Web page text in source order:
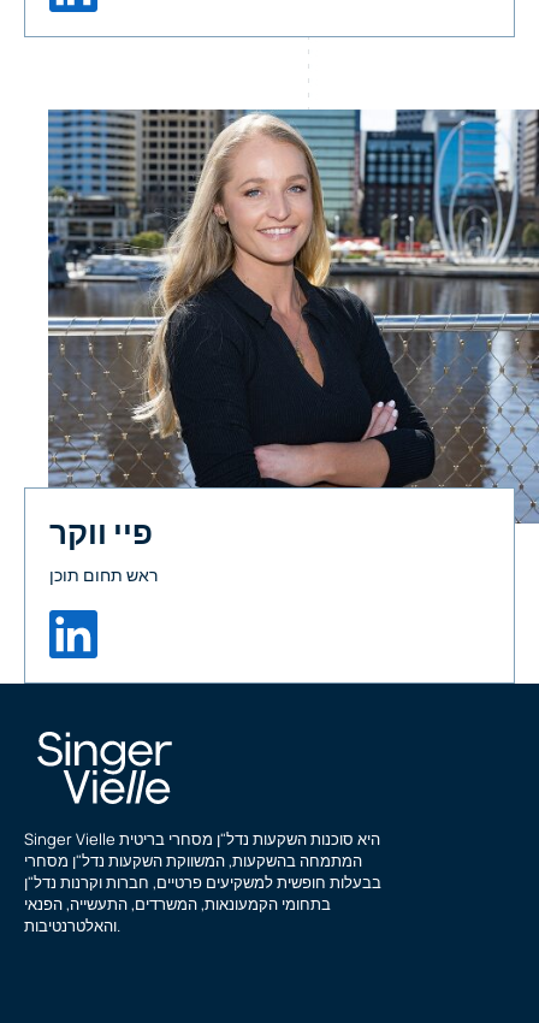
פיי ווקר
ראש תחום תוכן
Singer Vielle היא סוכנות השקעות נדל"ן מסחרי בריטית
המתמחה בהשקעות, המשווקת השקעות נדל"ן מסחרי
בבעלות חופשית למשקיעים פרטיים, חברות וקרנות נדל"ן
בתחומי הקמעונאות, המשרדים, התעשייה, הפנאי
והאלטרנטיבות.